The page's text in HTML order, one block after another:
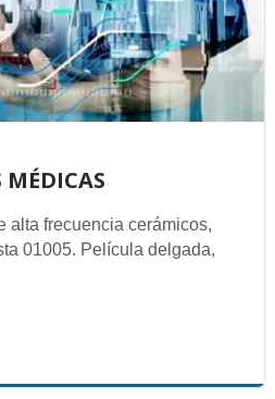
alta frecuencia cerámicos,
01005. Película delgada,